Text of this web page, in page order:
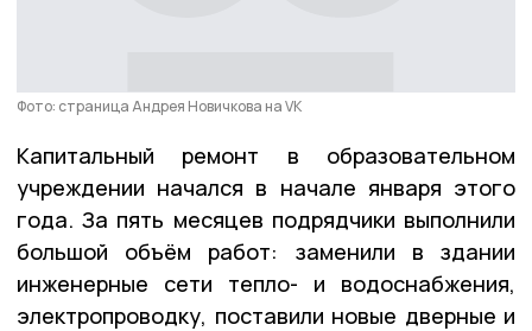
Фото: страница Андрея Новичкова на VK
Капитальный ремонт в образовательном
учреждении начался в начале января этого
года. За пять месяцев подрядчики выполнили
большой объём работ: заменили в здании
инженерные сети тепло- и водоснабжения,
электропроводку, поставили новые дверные и